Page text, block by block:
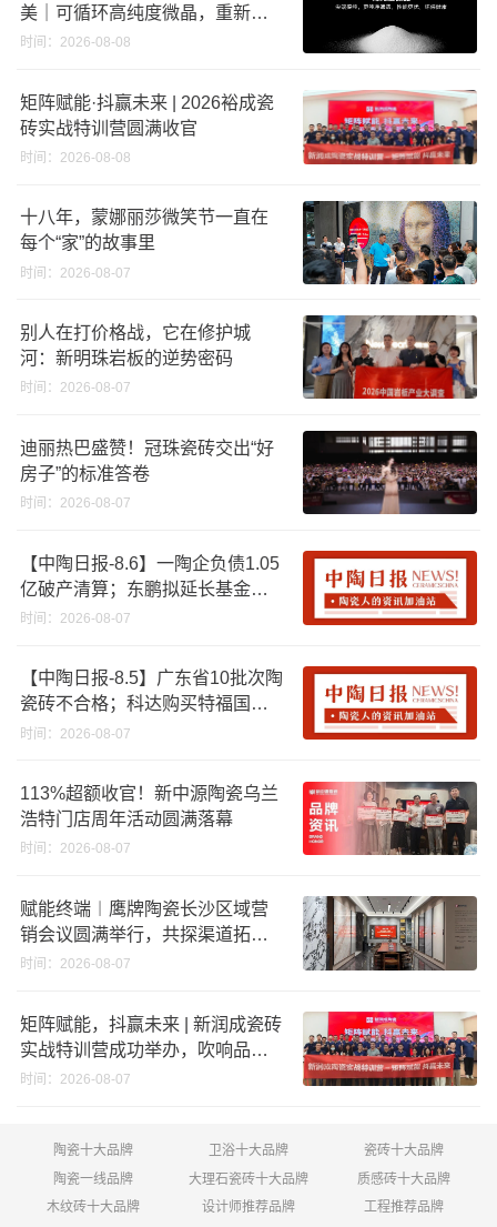
美｜可循环高纯度微晶，重新定
义高端奢石原料
时间：2026-08-08
矩阵赋能·抖赢未来 | 2026裕成瓷
砖实战特训营圆满收官
时间：2026-08-08
十八年，蒙娜丽莎微笑节一直在
每个“家”的故事里
时间：2026-08-07
别人在打价格战，它在修护城
河：新明珠岩板的逆势密码
时间：2026-08-07
迪丽热巴盛赞！冠珠瓷砖交出“好
房子”的标准答卷
时间：2026-08-07
【中陶日报-8.6】一陶企负债1.05
亿破产清算；东鹏拟延长基金投
资期限；工信部开展建陶行业能
时间：2026-08-07
【中陶日报-8.5】广东省10批次陶
瓷砖不合格；科达购买特福国际
股份申请未通过；蒙娜丽莎5千万
破18亿元
时间：2026-08-07
113%超额收官！新中源陶瓷乌兰
浩特门店周年活动圆满落幕
时间：2026-08-07
赋能终端︱鹰牌陶瓷长沙区域营
销会议圆满举行，共探渠道拓展
与门店升级新路径
时间：2026-08-07
矩阵赋能，抖赢未来 | 新润成瓷砖
实战特训营成功举办，吹响品牌
秋季营销冲锋号！
时间：2026-08-07
陶瓷十大品牌 卫浴十大品牌
瓷砖十大品牌
陶瓷一线品牌
大理石瓷砖十大品牌
质感砖十大品牌
木纹砖十大品牌
设计师推荐品牌 工程推荐品牌